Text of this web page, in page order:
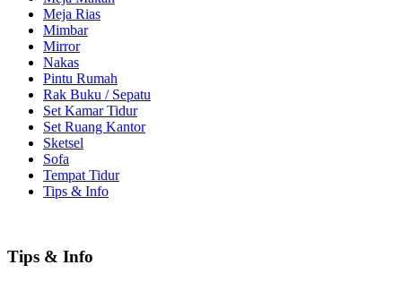
Meja Rias
Mimbar
Mirror
Nakas
Pintu Rumah
Rak Buku / Sepatu
Set Kamar Tidur
Set Ruang Kantor
Sketsel
Sofa
Tempat Tidur
Tips & Info
Tips & Info